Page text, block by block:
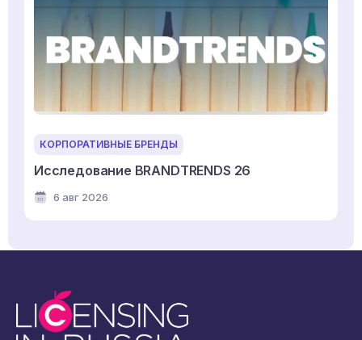
КОРПОРАТИВНЫЕ БРЕНДЫ
Исследование BRANDTRENDS 26
6 авг 2026